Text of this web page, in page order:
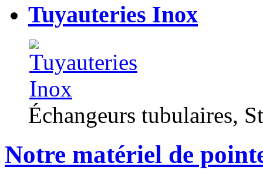
Tuyauteries Inox
Échangeurs tubulaires,
Notre matériel de